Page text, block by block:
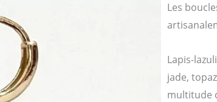
Les
Lapis-
jade,
multitude